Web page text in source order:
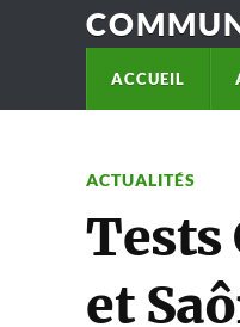
ACCUEIL
ACTUALITÉS
Tests
et